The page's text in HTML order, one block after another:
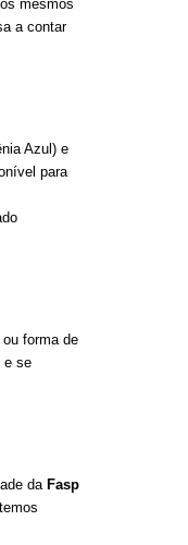
mesmos
a contar
Azul) e
para
forma de
e se
da Fasp